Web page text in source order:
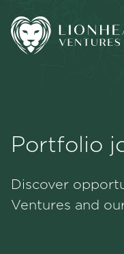
Portfolio
Discover
Ventures and